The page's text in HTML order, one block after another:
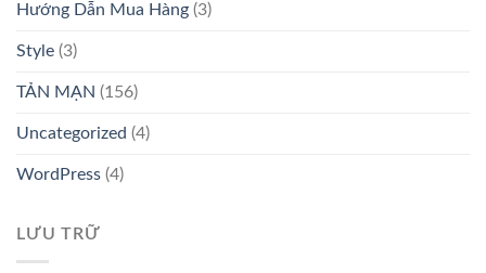
Hướng Dẫn Mua Hàng (3)
Style (3)
TẢN MẠN (156)
Uncategorized (4)
WordPress (4)
LƯU TRỮ